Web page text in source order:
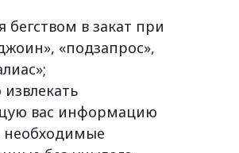
бегством в закат при
«подзапрос»,
вас информацию
необходимые